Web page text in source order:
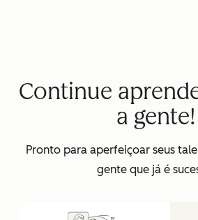
Continue
a gente!
Pronto para aperfeiçoar seus
gente que já é